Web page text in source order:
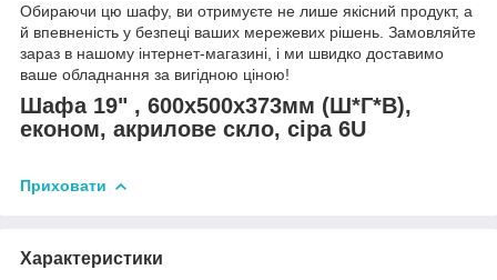
Обираючи цю шафу, ви отримуєте не лише якісний продукт, а
й впевненість у безпеці ваших мережевих рішень. Замовляйте
зараз в нашому інтернет-магазині, і ми швидко доставимо
ваше обладнання за вигідною ціною!
Шафа 19" , 600x500x373мм (Ш*Г*В),
економ, акрилове скло, сіра 6U
Приховати
Характеристики